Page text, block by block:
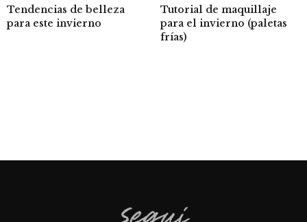
Tendencias de belleza
para este invierno
Tutorial de maquillaje
para el invierno (paletas
frías)